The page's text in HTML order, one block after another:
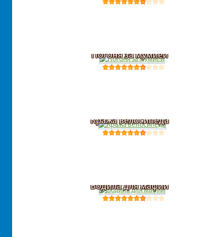
Погоня за мумией
Кража велосипеда
Водила для мафии